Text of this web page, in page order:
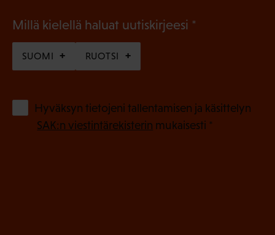
Millä kielellä haluat uutiskirjeesi
o
l
SUOMI RUOTSI
Hyväksyn tietojeni tallentamisen ja käsittelyn
SAK:n viestintärekisterin mukaisesti *